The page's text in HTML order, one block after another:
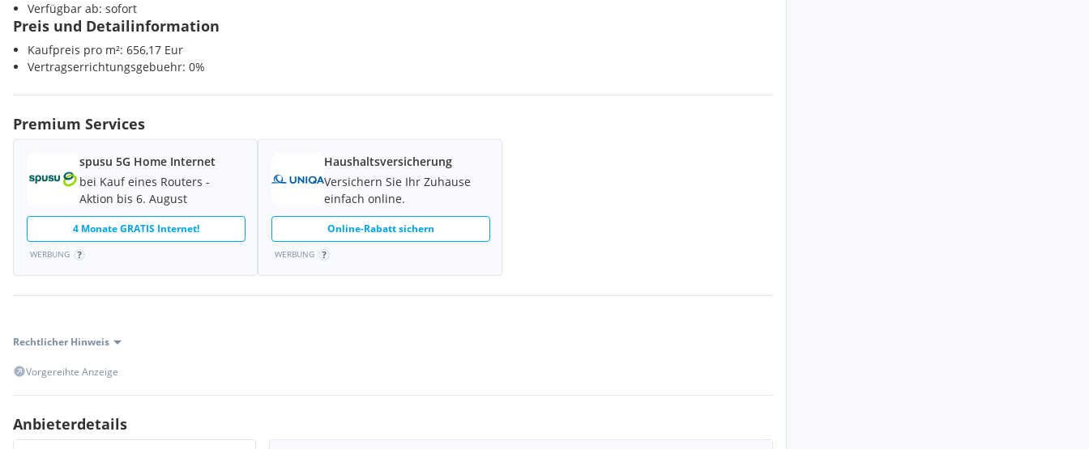
Gesundheit
Arzt <2000m
Apotheke <2000m
Klinik <2000m
Kinder / Schulen
Schule <2000m
Kindergarten <2000m
Höhere Schule <10000m
Nahversorgung
Supermarkt <500m
Bäckerei <1000m
Einkaufszentrum <4500m
Flughafen <4000m
Sonstige
Bank <2500m
Post <3500m
Verfügbar ab: sofort
Preis und Detailinformation
Kaufpreis pro m²: 656,17 Eur
Vertragserrichtungsgebuehr: 0%
Premium Services
spusu 5G Home Internet
bei Kauf eines Routers -
Aktion bis 6. August
4 Monate GRATIS Internet!
WERBUNG
Haushaltsversicherung
Versichern Sie Ihr Zuhause
einfach online.
Online-Rabatt sichern
WERBUNG
Rechtlicher Hinweis
Vorgereihte Anzeige
Anbieterdetails